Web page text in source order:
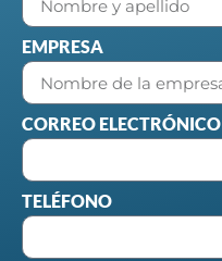
EMPRESA
CORREO ELECTRÓNICO
TELÉFONO